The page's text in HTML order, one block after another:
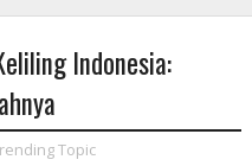
Indonesia:
Topic